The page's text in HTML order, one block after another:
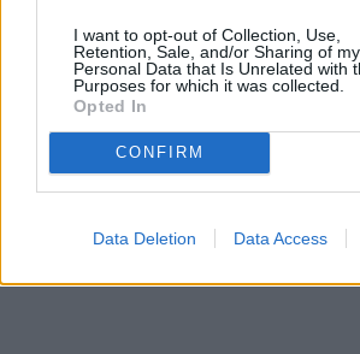
I want to opt-out of Collection, Use,
Retention, Sale, and/or Sharing of my
Personal Data that Is Unrelated with
Purposes for which it was collected.
Opted In
CONFIRM
Data Deletion Data Access